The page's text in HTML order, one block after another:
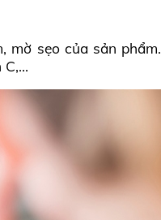
sẹo của sản
C,…